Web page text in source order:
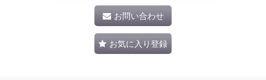
お問い合わせ
お気に入り登録